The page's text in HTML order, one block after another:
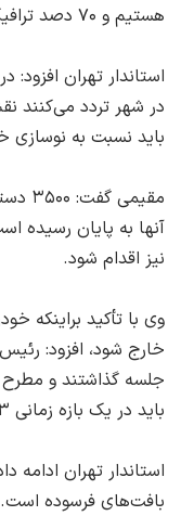
هستیم و ۷۰ دصد ترافیک به دلیل نبود حمل‌ونقل مناسب است.
استاندار تهران
در شهر تردد می‌کنند
باید نسبت به نوسازی
آنها به پایان رسیده
نیز اقدام شود.
وی با تأکید براینکه
خارج شود، افزود:
جلسه گذاشتند و
باید در یک بازه زمانی ۳ تا ۵ ساله اتفاق بیافتد.
استاندار تهران ادامه
بافت‌های فرسوده